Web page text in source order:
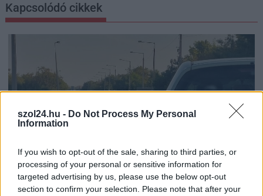
szol24.hu - Do Not Process My Personal
Information
If you wish to opt-out of the sale, sharing to third parties, or
processing of your personal or sensitive information for
targeted advertising by us, please use the below opt-out
section to confirm your selection. Please note that after your
Kapcsolódó cikkek